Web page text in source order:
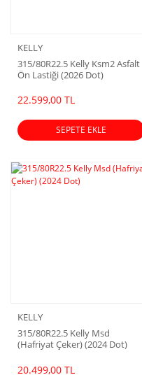
KELLY
315/80R22.5 Kelly Ksm2 Asfalt
Ön Lastiği (2026 Dot)
22.599,00 TL
SEPETE EKLE
KELLY
315/80R22.5 Kelly Msd
(Hafriyat Çeker) (2024 Dot)
20.499,00 TL